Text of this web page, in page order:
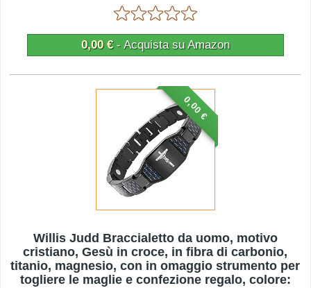
0,00 €- Acquista su Amazon
0,00 €
Willis Judd Braccialetto da uomo, motivo
cristiano, Gesù in croce, in fibra di carbonio,
titanio, magnesio, con in omaggio strumento per
togliere le maglie e confezione regalo, colore: